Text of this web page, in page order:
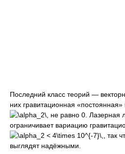
Последний класс теорий —
них гравитационная
не равно 0. Лазерная
ограничивает вариацию
, так
выглядят надёжными.